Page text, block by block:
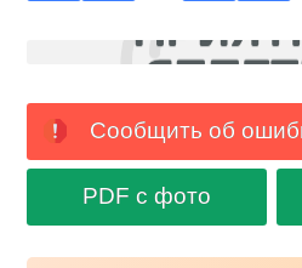
Сообщить об
PDF с фото